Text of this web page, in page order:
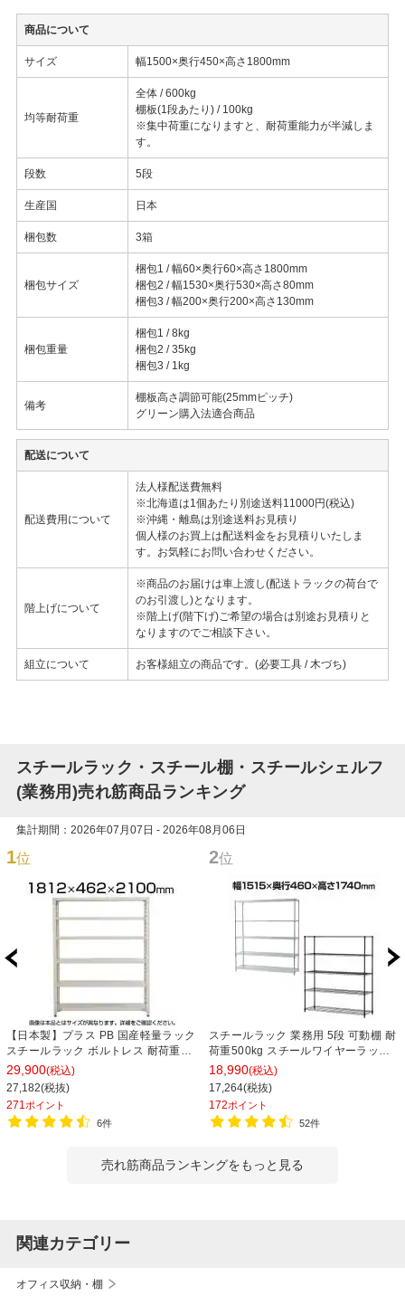
商品について
サイズ 幅1500×奥行450×高さ1800mm
均等耐荷重
全体 / 600kg
棚板(1段あたり) / 100kg
※集中荷重になりますと、耐荷重能力が半減しま
す。
段数 5段
生産国 日本
梱包数 3箱
梱包サイズ
梱包1 / 幅60×奥行60×高さ1800mm
梱包2 / 幅1530×奥行530×高さ80mm
梱包3 / 幅200×奥行200×高さ130mm
梱包重量
梱包1 / 8kg
梱包2 / 35kg
梱包3 / 1kg
備考
棚板高さ調節可能(25mmピッチ)
グリーン購入法適合商品
配送について
配送費用について
法人様配送費無料
※北海道は1個あたり別途送料11000円(税込)
※沖縄・離島は別途送料お見積り
個人様のお買上は配送料金をお見積りいたしま
す。お気軽にお問い合わせください。
階上げについて
※商品のお届けは車上渡し(配送トラックの荷台で
のお引渡し)となります。
※階上げ(階下げ)ご希望の場合は別途お見積りと
なりますのでご相談下さい。
組立について お客様組立の商品です。(必要工具 / 木づち)
スチールラック・スチール棚・スチールシェルフ
(業務用)売れ筋商品ランキング
集計期間：2026年07月07日 - 2026年08月06日
1位
【日本製】プラス PB 国産軽量ラック
スチールラック ボルトレス 耐荷重
150kg/段 天地6段 幅1812×奥行462×
高さ2100mm スチール棚 スチールシ
ェルフ 収納棚 オープンラック 収納ラ
ック
29,900(税込)
27,182(税抜)
271 ポイント
6件
2位
スチールラック 業務用 5段 可動棚 耐
荷重500kg スチールワイヤーラック
シェルゴ 幅1515×奥行460×高さ
1740mm
18,990(税込)
17,264(税抜)
172ポイント
52件
売れ筋商品ランキングをもっと見る
関連カテゴリー
オフィス収納・棚